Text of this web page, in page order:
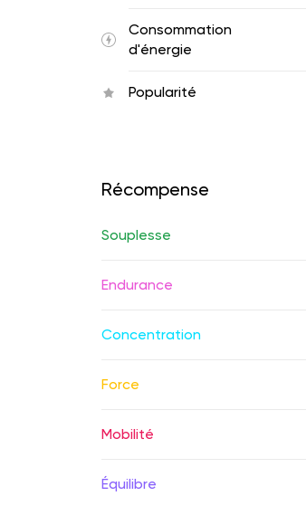
Consommation
d'énergie
Popularité
Récompense
Souplesse
Endurance
Concentration
Force
Mobilité
Équilibre